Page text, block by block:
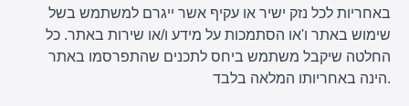
באחריות לכל נזק ישיר או עקיף אשר ייגרם למשתמש בשל
שימוש באתר ו'או הסתמכות על מידע ו/או שירות באתר. כל
החלטה שיקבל משתמש ביחס לתכנים שהתפרסמו באתר
הינה באחריותו המלאה בלבד.